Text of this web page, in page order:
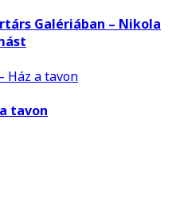
Galériában – Nikola
tavon